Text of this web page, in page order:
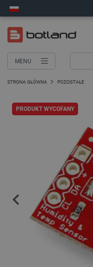
MENU
STRONA GŁÓWNA POZOSTAŁE
PRODUKT WYCOFANY